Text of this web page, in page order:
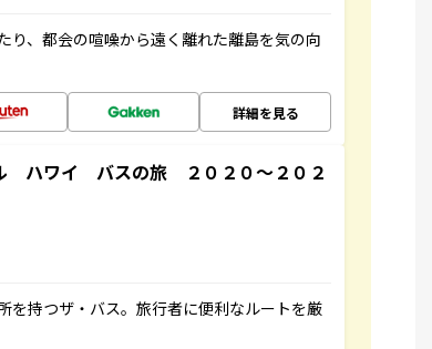
り、都会の喧噪から遠く離れた離島を気の向
詳細を見る
ハワイ バスの旅 ２０２０～２０２
を持つザ・バス。旅行者に便利なルートを厳